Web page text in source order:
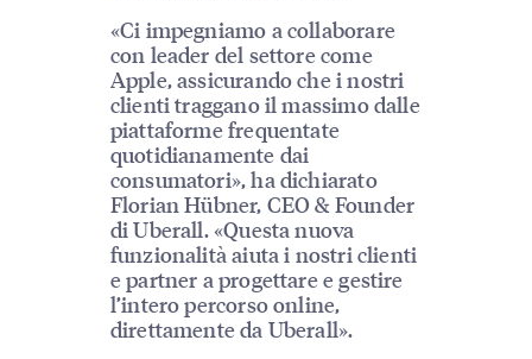
«Ci impegniamo a collaborare
con leader del settore come
Apple, assicurando che i nostri
clienti traggano il massimo dalle
piattaforme frequentate
quotidianamente dai
consumatori», ha dichiarato
Florian Hübner, CEO & Founder
di Uberall. «Questa nuova
funzionalità aiuta i nostri clienti
e partner a progettare e gestire
l’intero percorso online,
direttamente da Uberall».